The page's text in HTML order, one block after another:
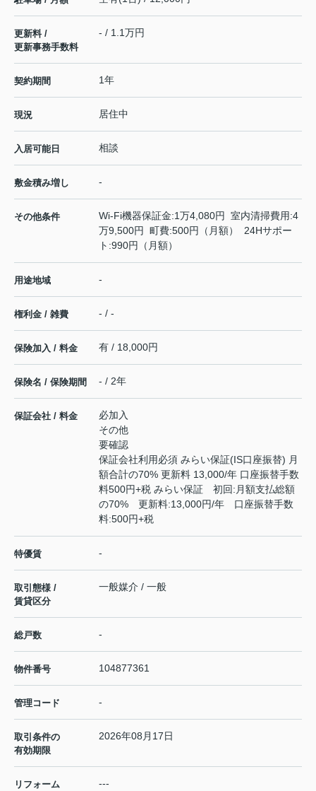
更新料 /
更新事務手数料
- / 1.1万円
契約期間 1年
現況 居住中
入居可能日 相談
敷金積み増し -
その他条件
Wi-Fi機器保証金:1万4,080円 室内清掃費用:4
万9,500円 町費:500円（月額） 24Hサポー
ト:990円（月額）
用途地域 -
権利金 / 雑費 - / -
保険加入 / 料金 有 / 18,000円
保険名 / 保険期間 - / 2年
保証会社 / 料金
必加入
その他
要確認
保証会社利用必須 みらい保証(IS口座振替) 月
額合計の70% 更新料 13,000/年 口座振替手数
料500円+税 みらい保証 初回:月額支払総額
の70% 更新料:13,000円/年 口座振替手数
料:500円+税
特優賃 -
取引態様 /
賃貸区分
一般媒介 / 一般
総戸数 -
物件番号 104877361
管理コード -
取引条件の
有効期限
2026年08月17日
リフォーム ---